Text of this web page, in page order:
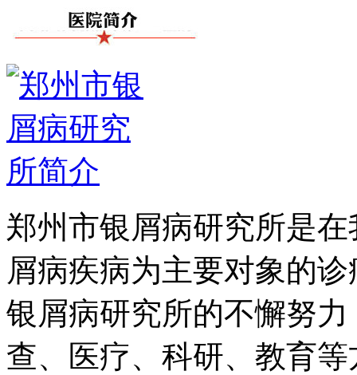
郑州市银屑病研究所是
屑病疾病为主要对象的
银屑病研究所的不懈努
查、医疗、科研、教育